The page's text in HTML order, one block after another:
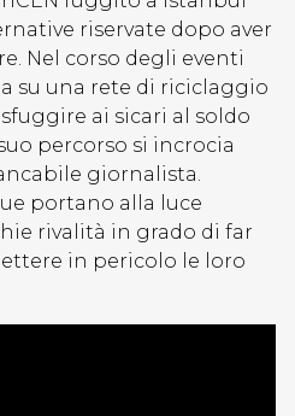
riservate dopo aver
Nel corso degli eventi
su una rete di riciclaggio
ai sicari al soldo
percorso si incrocia
giornalista.
portano alla luce
rivalità in grado di far
in pericolo le loro